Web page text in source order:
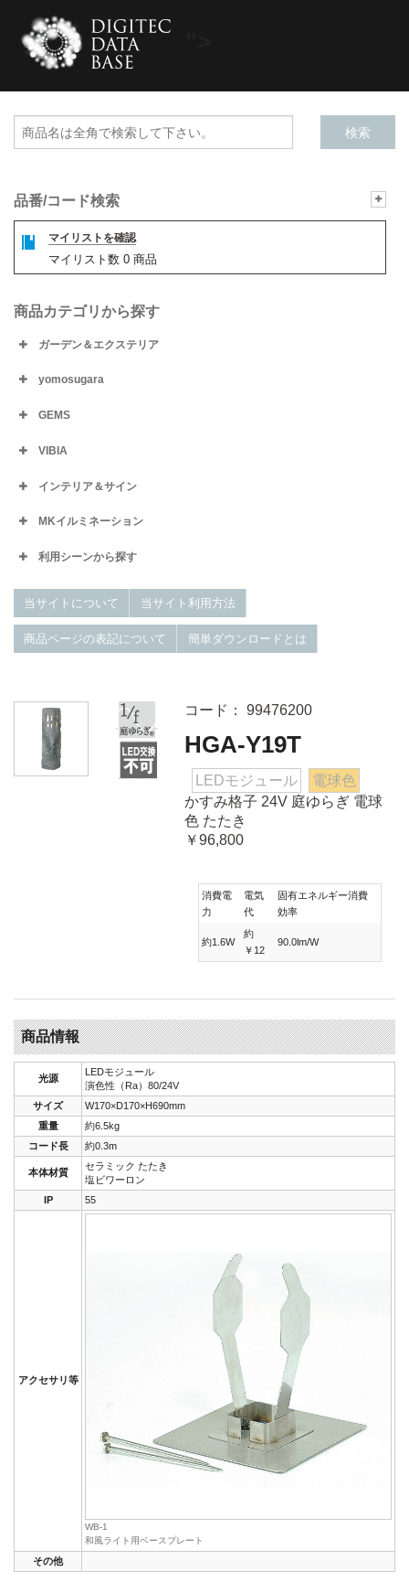
品番/コード検索
マイリストを確認
マイリスト数 0 商品
商品カテゴリから探す
ガーデン＆エクステリア
yomosugara
GEMS
VIBIA
インテリア＆サイン
MKイルミネーション
利用シーンから探す
当サイトについて 当サイト利用方法
商品ページの表記について 簡単ダウンロードとは
コード： 99476200
HGA-Y19T
LEDモジュール
電球色
かすみ格子 24V 庭ゆらぎ 電球
色 たたき
￥96,800
消費電
力
電気
代
固有エネルギー消費
効率
約1.6W
約
￥12
90.0lm/W
商品情報
光源
LEDモジュール
演色性（Ra）80/24V
サイズ
W170×D170×H690mm
重量
約6.5kg
コード長
約0.3m
本体材質
セラミック たたき
塩ビワーロン
IP
55
アクセサリ等
WB-1
和風ライト用ベースプレート
その他